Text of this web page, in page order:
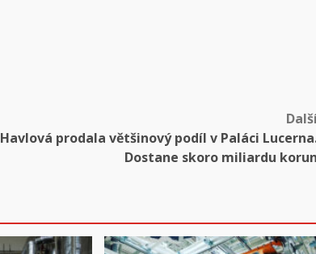
Havlová prodala většinový podíl v Paláci
Dostane skoro miliardu